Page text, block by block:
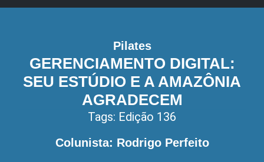
Pilates
GERENCIAMENTO DIGITAL:
SEU ESTÚDIO E A AMAZÔNIA
AGRADECEM
Tags: Edição 136
Colunista: Rodrigo Perfeito